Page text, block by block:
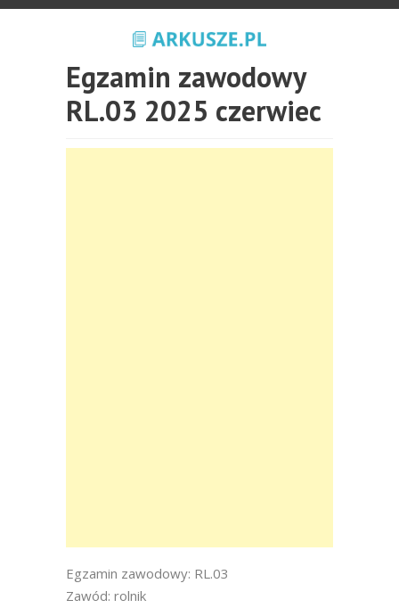
Egzamin zawodowy
RL.03 2025 czerwiec
Egzamin zawodowy: RL.03
Zawód: rolnik